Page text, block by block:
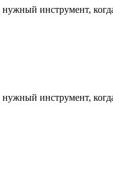
инструмент,
инструмент,